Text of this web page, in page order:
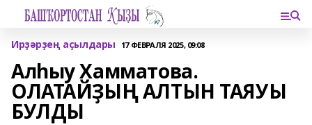
Ирҙәрҙең аҫылдары 17 ФЕВРАЛЯ 2025, 09:08
Алһыу Хамматова.
ОЛАТАЙҘЫҢ АЛТЫН ТАЯУЫ
БУЛДЫ